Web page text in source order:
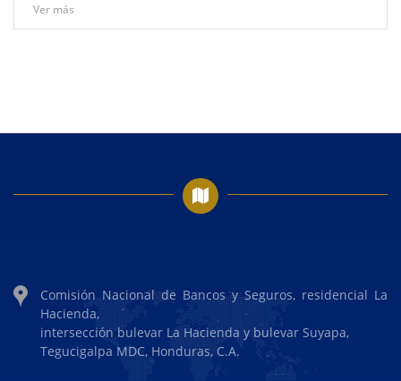
Ver más
Comisión Nacional de Bancos y Seguros, residencial La
Hacienda,
intersección bulevar La Hacienda y bulevar Suyapa,
Tegucigalpa MDC, Honduras, C.A.